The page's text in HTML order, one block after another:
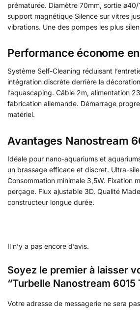
prématurée. Diamètre 70mm, sortie
support magnétique Silence sur vitres
vibrations. Une des pompes les plus
Performance économe
Système Self-Cleaning réduisant
intégration discrète derrière la
l’aquascaping. Câble 2m, alimentation
fabrication allemande. Démarrage
matériel.
Avantages Nanostream
Idéale pour nano-aquariums et
un brassage efficace et discret. Ultra-
Consommation minimale 3,5W. Fixation
perçage. Flux ajustable 3D. Qualité
constructeur longue durée.
Il n’y a pas encore d’avis.
Soyez le premier à laisser
“Turbelle Nanostream 6015
Votre adresse de messagerie ne sera